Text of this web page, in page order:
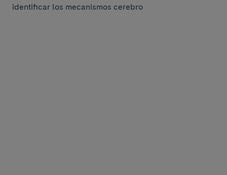
identificar los mecanismos cerebro